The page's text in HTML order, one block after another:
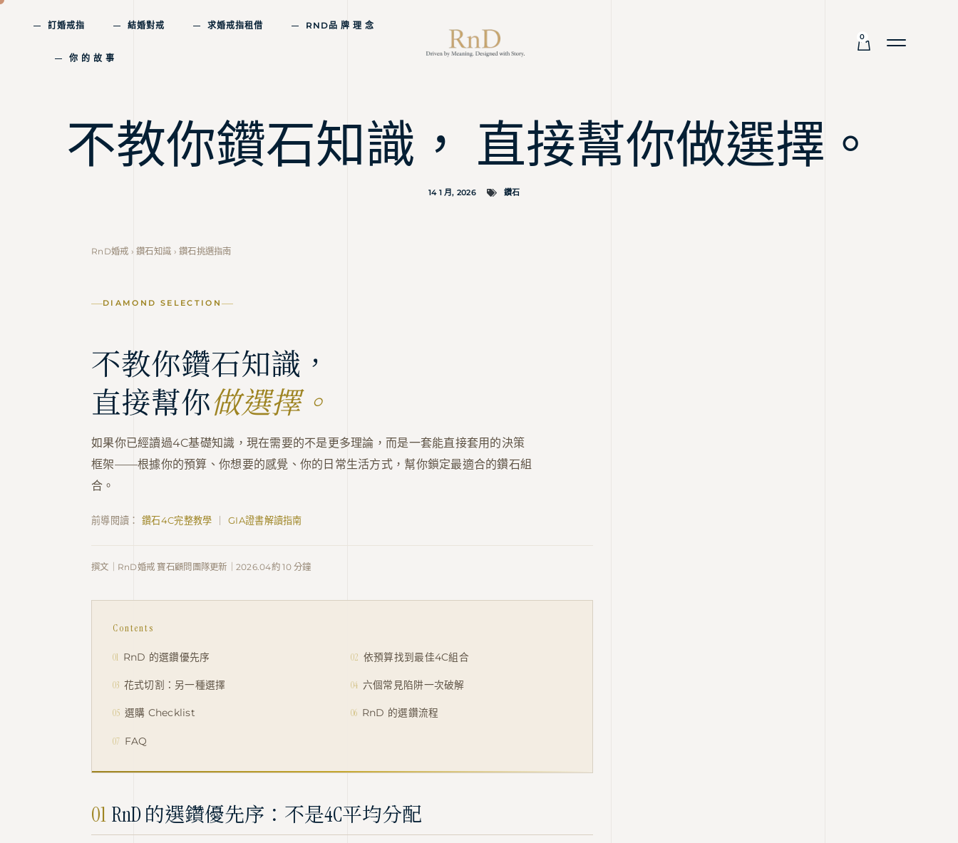
訂婚戒指 結婚對戒 求婚戒指租借 RND品 牌 理 念
你 的 故 事
0
不教你鑽石知識， 直接幫你做選擇。
14 1 月, 2026 鑽石
RnD婚戒 ›鑽石知識 › 鑽石挑選指南
DIAMOND SELECTION
不教你鑽石知識，
直接幫你做選擇。
如果你已經讀過4C基礎知識，現在需要的不是更多理論，而是一套能直接套用的決策
框架——根據你的預算、你想要的感覺、你的日常生活方式，幫你鎖定最適合的鑽石組
合。
前導閱讀： 鑽石4C完整教學 GIA證書解讀指南
撰文｜RnD婚戒 寶石顧問團隊更新｜2026.04約 10 分鐘
Contents
01 RnD 的選鑽優先序 02 依預算找到最佳4C組合
03 花式切割：另一種選擇 04 六個常見陷阱一次破解
05 選購 Checklist 06 RnD 的選鑽流程
07 FAQ
01 RnD 的選鑽優先序：不是4C平均分配